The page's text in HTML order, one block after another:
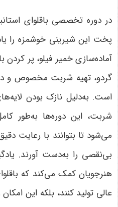
در دوره تخصصی باقلوای
پخت این شیرینی خوشمزه را
آماده‌سازی خمیر فیلو، پر کردن
گردو، تهیه شربت مخصوص و
است. به‌دلیل نازک بودن
شربت، این دوره‌ها به‌طور
می‌شود تا بتوانند با رعایت
بی‌نقصی را به‌دست آورند.
هنرجویان کمک می‌کند که
عالی تولید کنند، بلکه این